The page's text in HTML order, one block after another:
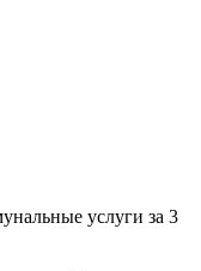
услуги за 3